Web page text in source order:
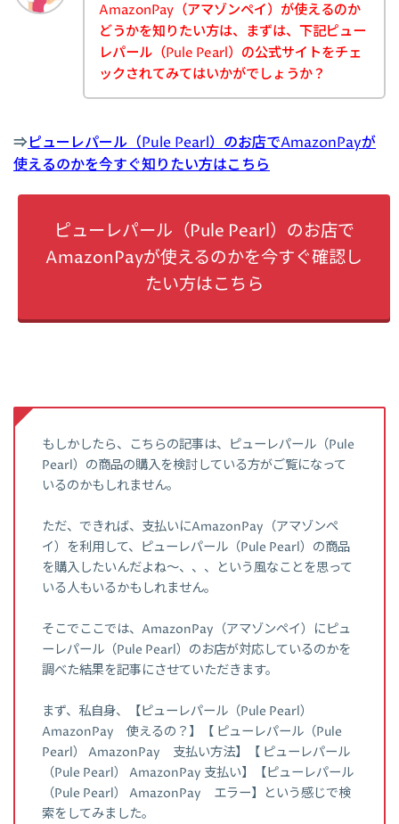
AmazonPay（アマゾンペイ）が使えるのか
どうかを知りたい方は、まずは、下記ピュー
レパール（Pule Pearl）の公式サイトをチェ
ックされてみてはいかがでしょうか？
⇒ピューレパール（Pule Pearl）のお店でAmazonPayが
使えるのかを今すぐ知りたい方はこちら
ピューレパール（Pule Pearl）のお店で
AmazonPayが使えるのかを今すぐ確認し
たい方はこちら
もしかしたら、こちらの記事は、ピューレパール（Pule
Pearl）の商品の購入を検討している方がご覧になって
いるのかもしれません。
ただ、できれば、支払いにAmazonPay（アマゾンペ
イ）を利用して、ピューレパール（Pule Pearl）の商品
を購入したいんだよね～、、、という風なことを思って
いる人もいるかもしれません。
そこでここでは、AmazonPay（アマゾンペイ）にピュ
ーレパール（Pule Pearl）のお店が対応しているのかを
調べた結果を記事にさせていただきます。
まず、私自身、【ピューレパール（Pule Pearl）
AmazonPay 使えるの？】【 ピューレパール（Pule
Pearl） AmazonPay 支払い方法】【 ピューレパール
（Pule Pearl） AmazonPay 支払い】【ピューレパール
（Pule Pearl） AmazonPay エラー】という感じで検
索をしてみました。